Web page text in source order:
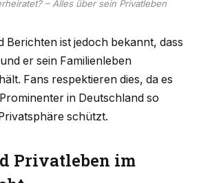
– Alles über sein Privatleben
Berichten ist jedoch bekannt, dass
er sein Familienleben
Fans respektieren dies, da es
in Deutschland so
schützt.
Privatleben im